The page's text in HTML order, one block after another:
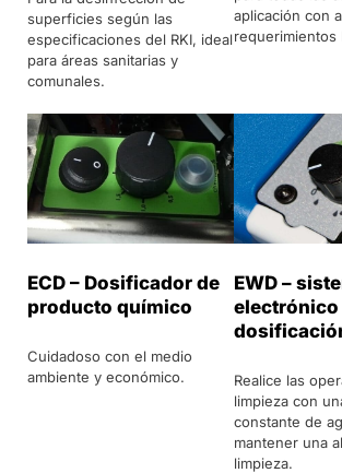
superficies según las
especificaciones del RKI, ideal
para áreas sanitarias y
comunales.
aplicación con
requerimientos
ECD – Dosificador de
producto químico
Cuidadoso con el medio
ambiente y económico.
EWD –
electrónico
Realice las
limpieza con
constante de
mantener una
limpieza.